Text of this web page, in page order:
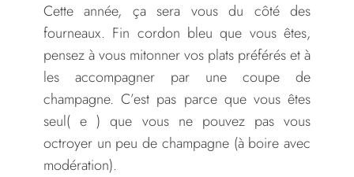
Cette année, ça sera vous du côté des
fourneaux. Fin cordon bleu que vous êtes,
pensez à vous mitonner vos plats préférés et à
les accompagner par une coupe de
champagne. C’est pas parce que vous êtes
seul( e ) que vous ne pouvez pas vous
octroyer un peu de champagne (à boire avec
modération).